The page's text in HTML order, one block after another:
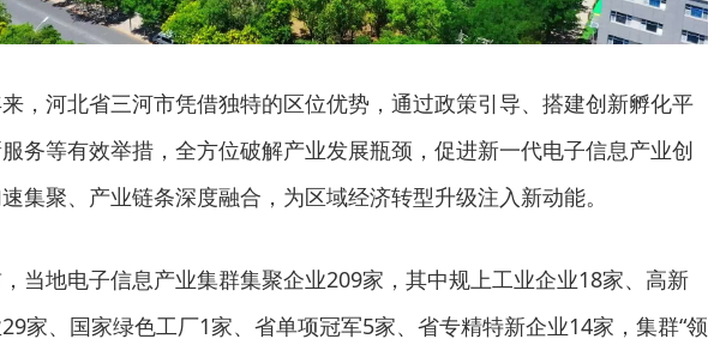
，河北省三河市凭借独特的区位优势，通过政策引导、搭建创新孵化平
务等有效举措，全方位破解产业发展瓶颈，促进新一代电子信息产业创
集聚、产业链条深度融合，为区域经济转型升级注入新动能。
当地电子信息产业集群集聚企业209家，其中规上工业企业18家、高新
家、国家绿色工厂1家、省单项冠军5家、省专精特新企业14家，集群“领